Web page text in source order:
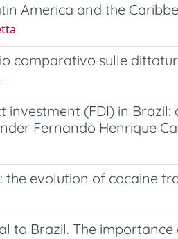
America and the
comparativo sulle
(FDI) in Brazil:
Fernando Henrique
the evolution of cocaine
to Brazil. The